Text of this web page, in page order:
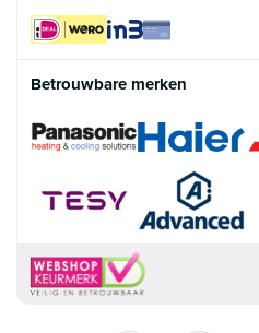
Betrouwbare merken